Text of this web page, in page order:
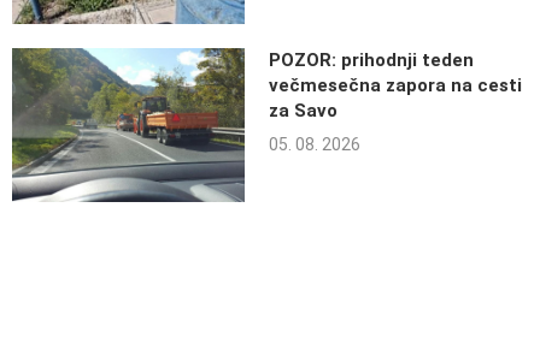
POZOR: prihodnji teden
večmesečna zapora na cesti
za Savo
05. 08. 2026